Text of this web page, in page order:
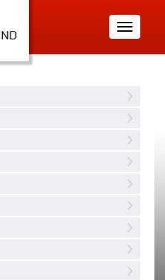
Toggle
navigation